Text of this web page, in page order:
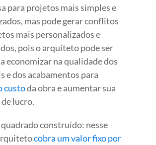
para projetos mais simples e
mas pode gerar conflitos
mais personalizados e
pois o arquiteto pode ser
economizar na qualidade dos
e dos acabamentos para
custoda obra e aumentar sua
lucro.
construído: nesse
cobra um valor fixo por